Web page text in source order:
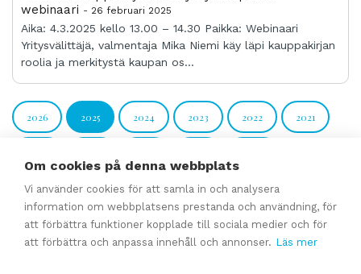
webinaari - 26 februari 2025
Aika: 4.3.2025 kello 13.00 – 14.30 Paikka: Webinaari
Yritysvälittäjä, valmentaja Mika Niemi käy läpi kauppakirjan
roolia ja merkitystä kaupan os...
2026 2025 2024 2023 2022 2021
Allt Ajankohtaista Yrityskaupat - Referenssejä
Tapahtumat
Om cookies på denna webbplats
Vi använder cookies för att samla in och analysera
information om webbplatsens prestanda och användning, för
att förbättra funktioner kopplade till sociala medier och för
att förbättra och anpassa innehåll och annonser. Läs mer